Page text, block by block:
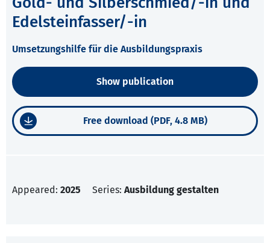
Edelsteinfasser/-in
Umsetzungshilfe für die Ausbildungspraxis
Show publication
Free download (PDF, 4.8 MB)
Appeared: 2025 Series: Ausbildung gestalten